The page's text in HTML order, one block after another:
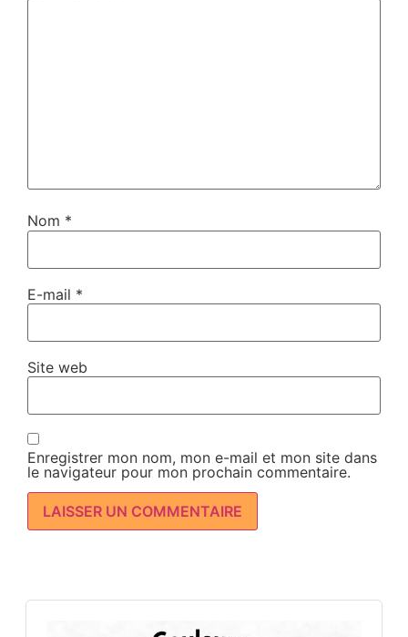
Nom *
E-mail *
Site web
Enregistrer mon nom, mon e-mail et mon site dans
le navigateur pour mon prochain commentaire.